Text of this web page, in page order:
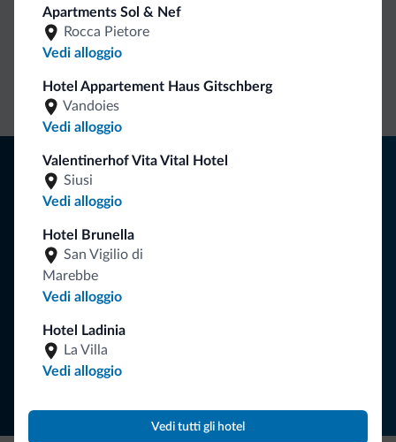
Apartments Sol & Nef
Rocca Pietore
Vedi alloggio
Hotel Appartement Haus Gitschberg
Vandoies
Vedi alloggio
Valentinerhof Vita Vital Hotel
Siusi
Vedi alloggio
Hotel Brunella
San Vigilio di
Marebbe
Vedi alloggio
Hotel Ladinia
La Villa
Vedi alloggio
Vedi tutti gli hotel
Vantaggi esclusivi Dolomiti.it
Contatto
diretto
vantaggiose
vincolanti
Consigli dalle Dolomiti
Riceverai informazioni, offerte esclusive e news per la tua
ISCRIVITI ALLA NEWSLETTER